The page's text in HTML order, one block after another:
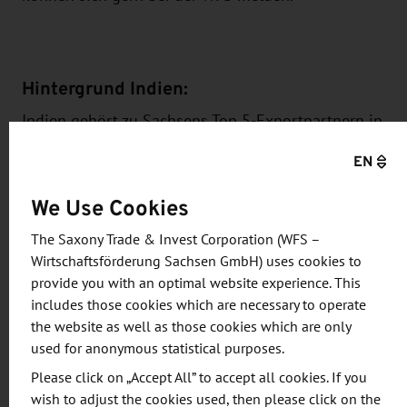
Hintergrund Indien:
Indien gehört zu Sachsens Top 5-Exportpartnern in
entspricht gegenüber 2016 einem beachtlichen
Die indische Regierung will notwendige Vorhaben
zum Ausbau der Infrastruktur schnell umsetzen.
Die Finanzmittel wurden hierfür auf umgerechnet
22 Mrd. Euro erhöht. Zu den ehrgeizigen Zielen
gehört unter anderem der Ausbau des
Straßennetzes und die Ausweitung der See- und
EN
We Use Cookies
The Saxony Trade & Invest Corporation (WFS –
Wirtschaftsförderung Sachsen GmbH) uses cookies to
provide you with an optimal website experience. This
includes those cookies which are necessary to operate
the website as well as those cookies which are only
used for anonymous statistical purposes.
Please click on „Accept All” to accept all cookies. If you
wish to adjust the cookies used, then please click on the